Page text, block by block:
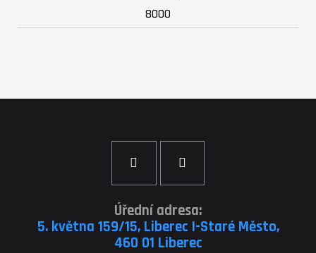
8000
Úřední adresa:
5. května 159/15, Liberec I-Staré Město,
460 01 Liberec